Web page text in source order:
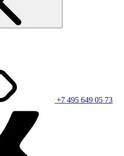
+7 495 649 05 73